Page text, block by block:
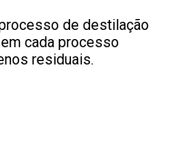
de destilação
cada processo
residuais.